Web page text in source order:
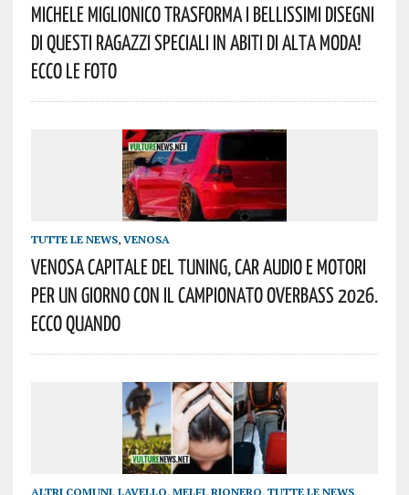
Michele Miglionico Trasforma I Bellissimi Disegni
Di Questi Ragazzi Speciali In Abiti Di Alta Moda!
Ecco Le Foto
TUTTE LE NEWS, VENOSA
Venosa Capitale Del Tuning, Car Audio E Motori
Per Un Giorno Con Il Campionato OVERBASS 2026.
Ecco Quando
ALTRI COMUNI, LAVELLO, MELFI, RIONERO, TUTTE LE NEWS,